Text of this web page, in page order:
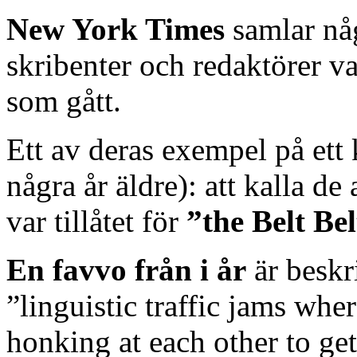
New York Times samlar
skribenter och redaktörer
som gått.
Ett av deras exempel på
några år äldre): att kalla de
var tillåtet för ”the Belt
En favvo från i år är
”linguistic traffic jams
honking at each other to